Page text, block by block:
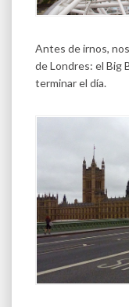
Antes de irnos,
de Londres: el Big
terminar el día.